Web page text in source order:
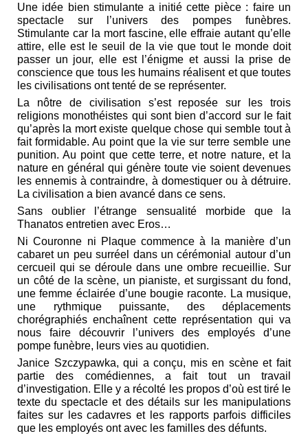
Une idée bien stimulante a initié cette pièce : faire un
spectacle sur l’univers des pompes funèbres.
Stimulante car la mort fascine, elle effraie autant qu’elle
attire, elle est le seuil de la vie que tout le monde doit
passer un jour, elle est l’énigme et aussi la prise de
conscience que tous les humains réalisent et que toutes
les civilisations ont tenté de se représenter.
La nôtre de civilisation s’est reposée sur les trois
religions monothéistes qui sont bien d’accord sur le fait
qu’après la mort existe quelque chose qui semble tout à
fait formidable. Au point que la vie sur terre semble une
punition. Au point que cette terre, et notre nature, et la
nature en général qui génère toute vie soient devenues
les ennemis à contraindre, à domestiquer ou à détruire.
La civilisation a bien avancé dans ce sens.
Sans oublier l’étrange sensualité morbide que la
Thanatos entretien avec Eros…
Ni Couronne ni Plaque commence à la manière d’un
cabaret un peu surréel dans un cérémonial autour d’un
cercueil qui se déroule dans une ombre recueillie. Sur
un côté de la scène, un pianiste, et surgissant du fond,
une femme éclairée d’une bougie raconte. La musique,
une rythmique puissante, des déplacements
chorégraphiés enchaînent cette représentation qui va
nous faire découvrir l’univers des employés d’une
pompe funèbre, leurs vies au quotidien.
Janice Szczypawka, qui a conçu, mis en scène et fait
partie des comédiennes, a fait tout un travail
d’investigation. Elle y a récolté les propos d’où est tiré le
texte du spectacle et des détails sur les manipulations
faites sur les cadavres et les rapports parfois difficiles
que les employés ont avec les familles des défunts.